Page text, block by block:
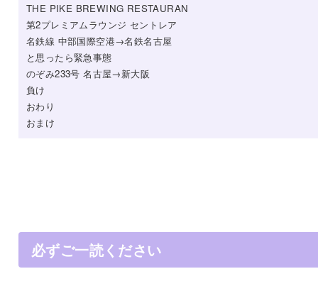
THE PIKE BREWING RESTAURAN
第2プレミアムラウンジ セントレア
名鉄線 中部国際空港→名鉄名古屋
と思ったら緊急事態
のぞみ233号 名古屋→新大阪
負け
おわり
おまけ
必ずご一読ください